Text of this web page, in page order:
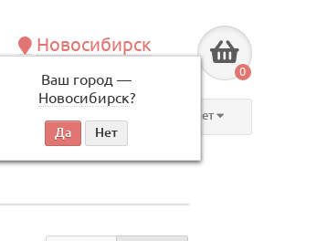
Новосибирск
Ваш город —
Новосибирск?
по будням, с 09:00 до 18:00
0
Личный кабинет